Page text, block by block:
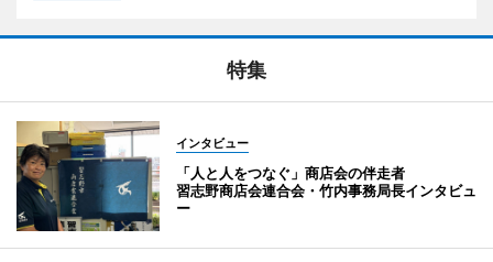
特集
インタビュー
「人と人をつなぐ」商店会の伴走者
習志野商店会連合会・竹内事務局長インタビュ
ー